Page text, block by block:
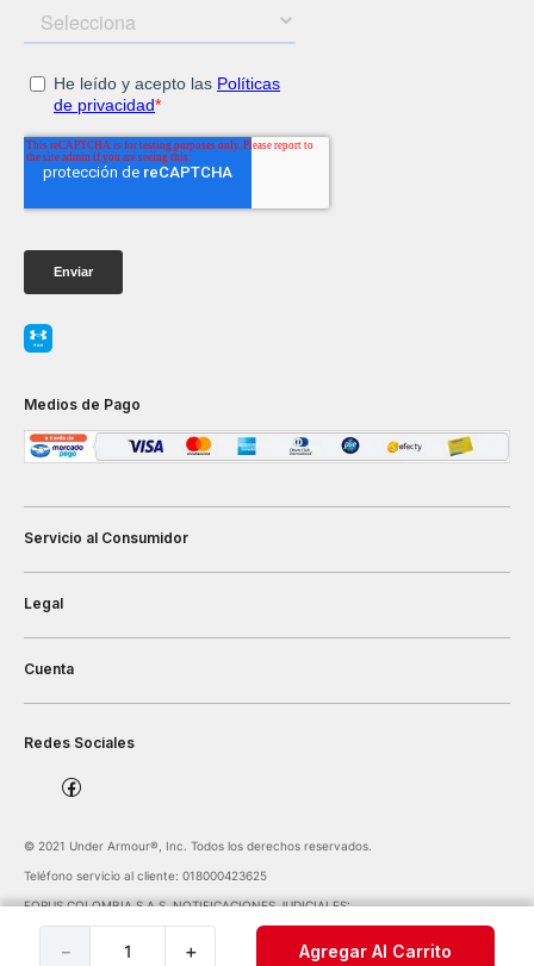
＋
－ Agregar Al Carrito
Medios de Pago
Servicio al Consumidor
Legal
Cuenta
Redes Sociales
©️ 2021 Under Armour®️, Inc. Todos los derechos reservados.
Teléfono servicio al cliente: 018000423625
FORUS COLOMBIA S.A.S. NOTIFICACIONES JUDICIALES:
notificaciones@forus.com.co
| Av. Carrera 45 Nº 108-27 BOGOTÁ COLOMBIA